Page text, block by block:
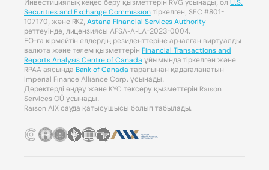
Инвестициялық кеңес беру қызметтерін RVG ұсынады, олU.S.
Securities and Exchange Commissionтіркелген, SEC #801-
107170, және RKZ, Astana Financial Services Authority
реттеуінде, лицензиясы AFSA-A-LA-2023-0004.
ЕО-ға кірмейтін елдердің резиденттеріне арналған виртуалды
валюта және төлем қызметтерін Financial Transactions and
Reports Analysis Centre of Canada ұйымында тіркелген және
RPAA аясында Bank of Canada тарапынан қадағаланатын
Imperial Finance Alliance Corp. ұсынады.
Деректерді өңдеу және KYC тексеру қызметтерін Raison
Services OÜ ұсынады.
Raison AIX сауда қатысушысы болып табылады.